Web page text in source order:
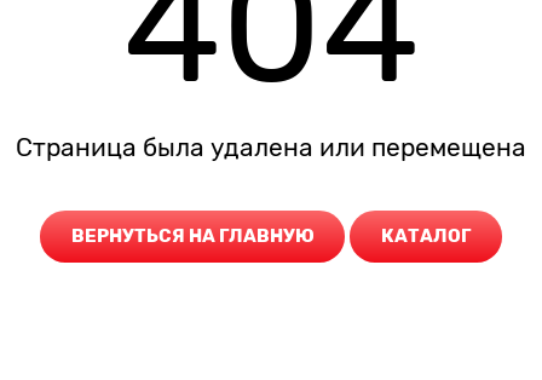
Страница была удалена или перемещена
ВЕРНУТЬСЯ НА ГЛАВНУЮ КАТАЛОГ